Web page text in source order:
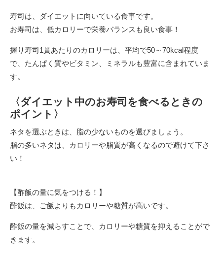
寿司は、ダイエットに向いている食事です。
お寿司は、低カロリーで栄養バランスも良い食事！
握り寿司1貫あたりのカロリーは、平均で50～70kcal程度
で、たんぱく質やビタミン、ミネラルも豊富に含まれていま
す。
〈ダイエット中のお寿司を食べるときの
ポイント〉
ネタを選ぶときは、脂の少ないものを選びましょう。
脂の多いネタは、カロリーや脂質が高くなるので避けて下さ
い！
【酢飯の量に気をつける！】
酢飯は、ご飯よりもカロリーや糖質が高いです。
酢飯の量を減らすことで、カロリーや糖質を抑えることがで
きます。